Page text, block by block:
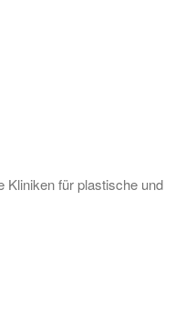
Kliniken für plastische und